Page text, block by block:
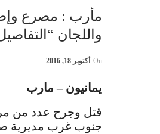
مأرب : مصرع
واللجان
On أكتوبر 18, 2016
يمانيون – مارب
قتل وجرح عدد من
جنوب غرب مديرية